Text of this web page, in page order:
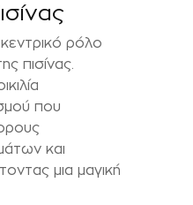
ρόλο
πισίνας.
που
και
μια μαγική